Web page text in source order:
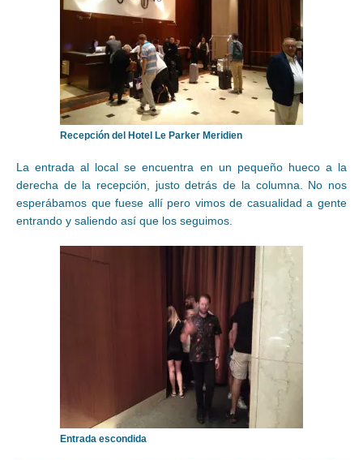
Recepción del Hotel Le Parker Meridien
La entrada al local se encuentra en un pequeño hueco a la
derecha de la recepción, justo detrás de la columna. No nos
esperábamos que fuese allí pero vimos de casualidad a gente
entrando y saliendo así que los seguimos.
Entrada escondida